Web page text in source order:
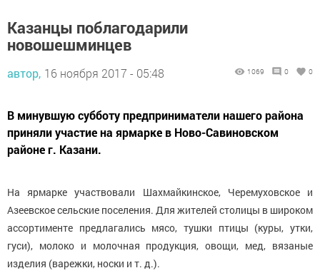
Казанцы поблагодарили
новошешминцев
автор, 16 ноября 2017 - 05:48 1069 0 0
В минувшую субботу предприниматели нашего района
приняли участие на ярмарке в Ново-Савиновском
районе г. Казани.
На ярмарке участвовали Шахмайкинское, Черемуховское и
Азеевское сельские поселения. Для жителей столицы в широком
ассортименте предлагались мясо, тушки птицы (куры, утки,
гуси), молоко и молочная продукция, овощи, мед, вязаные
изделия (варежки, носки и т. д.).